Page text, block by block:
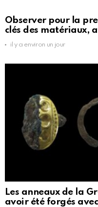
Observer pour la
clés des matériaux,
il y a environ un jour
Les anneaux de la
avoir été forgés